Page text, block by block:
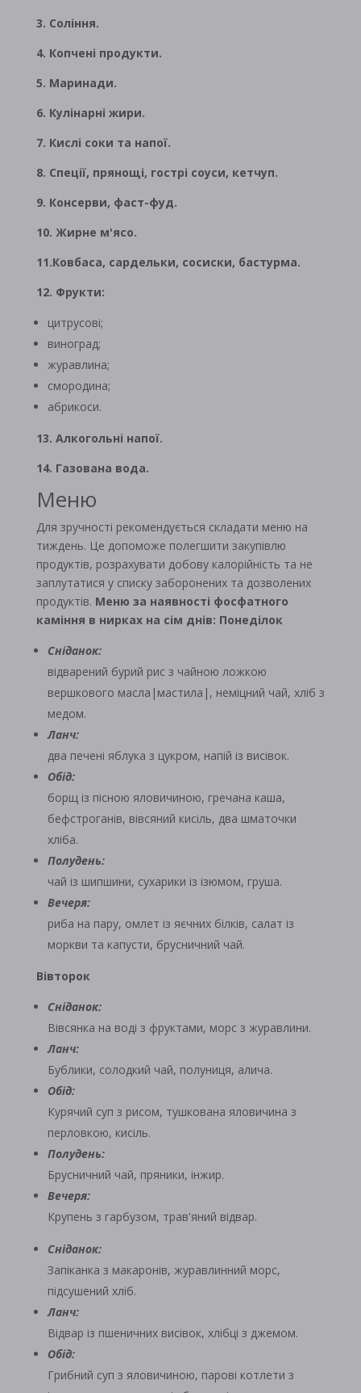
3. Соління.
4. Копчені продукти.
5. Маринади.
6. Кулінарні жири.
7. Кислі соки та напої.
8. Спеції, прянощі, гострі соуси, кетчуп.
9. Консерви, фаст-фуд.
10. Жирне м'ясо.
11.Ковбаса, сардельки, сосиски, бастурма.
12. Фрукти:
цитрусові;
виноград;
журавлина;
смородина;
абрикоси.
13. Алкогольні напої.
14. Газована вода.
Меню
Для зручності рекомендується складати меню на
тиждень. Це допоможе полегшити закупівлю
продуктів, розрахувати добову калорійність та не
заплутатися у списку заборонених та дозволених
продуктів. Меню за наявності фосфатного
каміння в нирках на сім днів: Понеділок
Сніданок:
відварений бурий рис з чайною ложкою
вершкового масла|мастила|, неміцний чай, хліб з
медом.
Ланч:
два печені яблука з цукром, напій із висівок.
Обід:
борщ із пісною яловичиною, гречана каша,
бефстроганів, вівсяний кисіль, два шматочки
хліба.
Полудень:
чай із шипшини, сухарики із ізюмом, груша.
Вечеря:
риба на пару, омлет із яєчних білків, салат із
моркви та капусти, брусничний чай.
Вівторок
Сніданок:
Вівсянка на воді з фруктами, морс з журавлини.
Ланч:
Бублики, солодкий чай, полуниця, алича.
Обід:
Курячий суп з рисом, тушкована яловичина з
перловкою, кисіль.
Полудень:
Брусничний чай, пряники, інжир.
Вечеря:
Крупень з гарбузом, трав'яний відвар.
Сніданок:
Запіканка з макаронів, журавлинний морс,
підсушений хліб.
Ланч:
Відвар із пшеничних висівок, хлібці з джемом.
Обід:
Грибний суп з яловичиною, парові котлети з